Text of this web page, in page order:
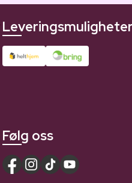
Følg oss